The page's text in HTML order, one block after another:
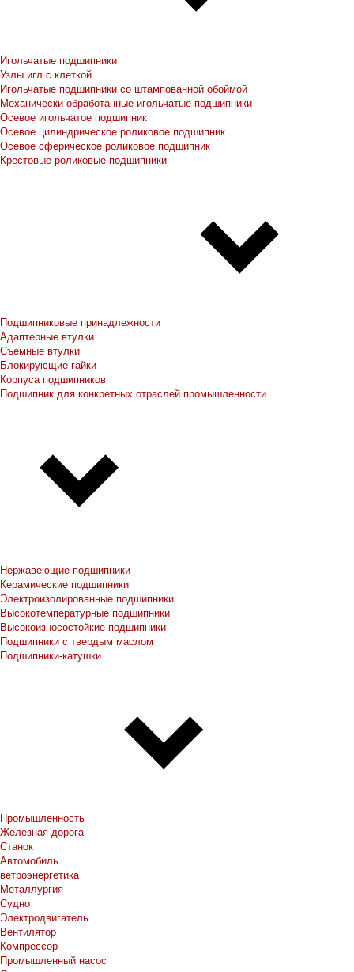
Игольчатые подшипники
Узлы игл с клеткой
Игольчатые подшипники со штампованной обоймой
Механически обработанные игольчатые подшипники
Осевое игольчатое подшипник
Осевое цилиндрическое роликовое подшипник
Осевое сферическое роликовое подшипник
Крестовые роликовые подшипники
Подшипниковые принадлежности
Адаптерные втулки
Съемные втулки
Блокирующие гайки
Корпуса подшипников
Подшипник для конкретных отраслей промышленности
Нержавеющие подшипники
Керамические подшипники
Электроизолированные подшипники
Высокотемпературные подшипники
Высокоизносостойкие подшипники
Подшипники с твердым маслом
Подшипники-катушки
Промышленность
Железная дорога
Станок
Автомобиль
ветроэнергетика
Металлургия
Судно
Электродвигатель
Вентилятор
Компрессор
Промышленный насос